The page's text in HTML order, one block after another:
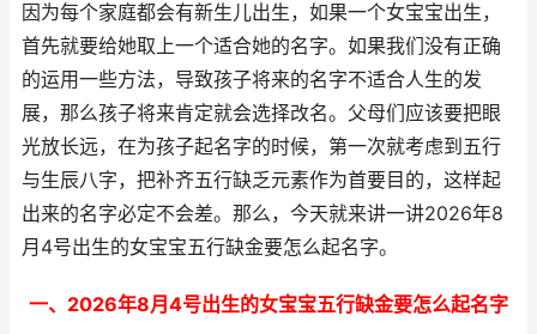
因为每个家庭都会有新生儿出生，如果一个女宝宝出生，
首先就要给她取上一个适合她的名字。如果我们没有正确
的运用一些方法，导致孩子将来的名字不适合人生的发
展，那么孩子将来肯定就会选择改名。父母们应该要把眼
光放长远，在为孩子起名字的时候，第一次就考虑到五行
与生辰八字，把补齐五行缺乏元素作为首要目的，这样起
出来的名字必定不会差。那么，今天就来讲一讲2026年8
月4号出生的女宝宝五行缺金要怎么起名字。
一、2026年8月4号出生的女宝宝五行缺金要怎么起名字